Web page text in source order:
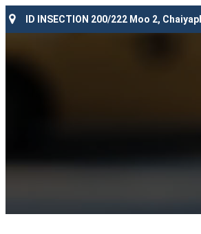
ID INSECTION 200/222 Moo 2,